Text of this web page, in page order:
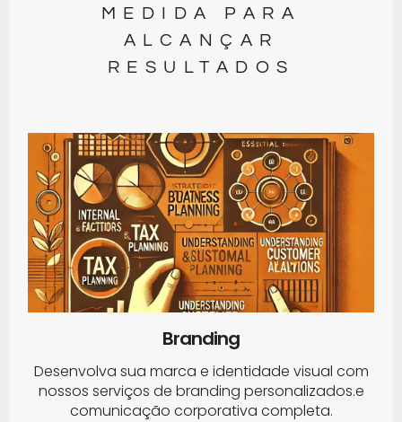
MEDIDA PARA
ALCANÇAR
RESULTADOS
Branding
Desenvolva sua marca e identidade visual com
nossos serviços de branding personalizados.e
comunicação corporativa completa.